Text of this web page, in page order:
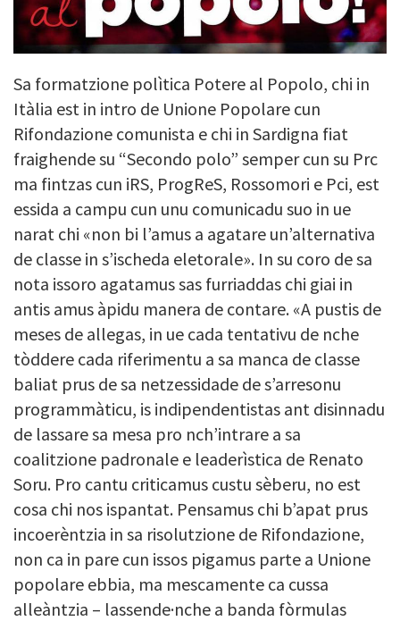
Sa formatzione polìtica Potere al Popolo, chi in
Itàlia est in intro de Unione Popolare cun
Rifondazione comunista e chi in Sardigna fiat
fraighende su “Secondo polo” semper cun su Prc
ma fintzas cun iRS, ProgReS, Rossomori e Pci, est
essida a campu cun unu comunicadu suo in ue
narat chi «non bi l’amus a agatare un’alternativa
de classe in s’ischeda eletorale». In su coro de sa
nota issoro agatamus sas furriaddas chi giai in
antis amus àpidu manera de contare. «A pustis de
meses de allegas, in ue cada tentativu de nche
tòddere cada riferimentu a sa manca de classe
baliat prus de sa netzessidade de s’arresonu
programmàticu, is indipendentistas ant disinnadu
de lassare sa mesa pro nch’intrare a sa
coalitzione padronale e leaderìstica de Renato
Soru. Pro cantu criticamus custu sèberu, no est
cosa chi nos ispantat. Pensamus chi b’apat prus
incoerèntzia in sa risolutzione de Rifondazione,
non ca in pare cun issos pigamus parte a Unione
popolare ebbia, ma mescamente ca cussa
alleàntzia – lassende·nche a banda fòrmulas